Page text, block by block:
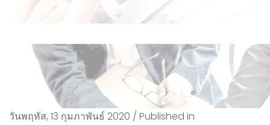
วันพฤหัส, 13 กุมภาพันธ์ 2020 / Published in